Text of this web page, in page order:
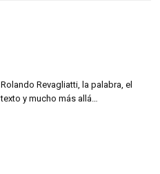
Rolando Revagliatti, la palabra, el
texto y mucho más allá…